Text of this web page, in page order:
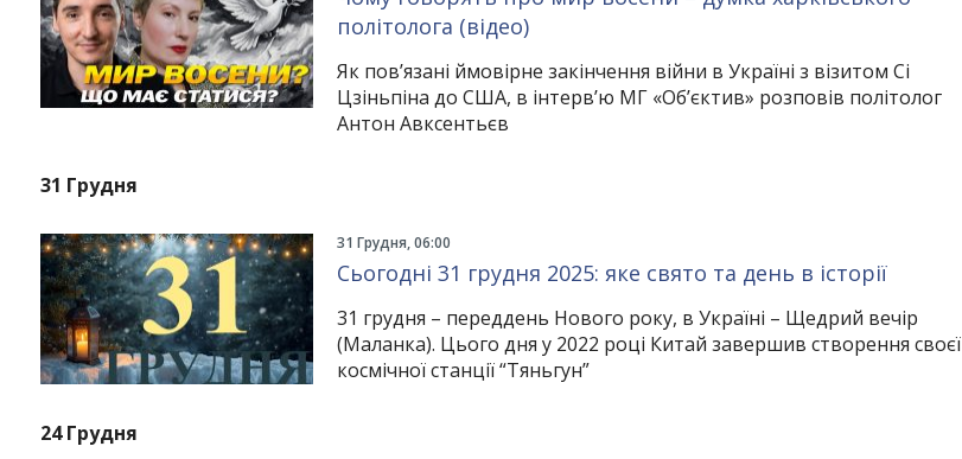
політолога (відео)
Як пов’язані ймовірне закінчення війни в Україні з візитом Сі
Цзіньпіна до США, в інтерв’ю МГ «Об’єктив» розповів політолог
Антон Авксентьєв
31 Грудня
31 Грудня, 06:00
Сьогодні 31 грудня 2025: яке свято та день в історії
31 грудня – переддень Нового року, в Україні – Щедрий вечір
(Маланка). Цього дня у 2022 році Китай завершив створення своєї
космічної станції “Тяньгун”
24 Грудня